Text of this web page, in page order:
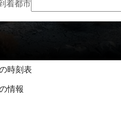
着都市
時刻表
情報